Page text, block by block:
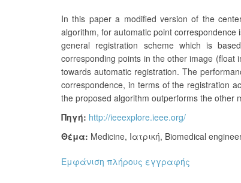
In this paper a modified version of the
algorithm, for automatic point
general registration scheme which is
corresponding points in the other image (float
towards automatic registration. The
correspondence, in terms of the registration
the proposed algorithm outperforms the other
Πηγή: http://ieeexplore.ieee.org/
Θέμα: Medicine, Ιατρική, Biomedical
Εμφάνιση πλήρους εγγραφής